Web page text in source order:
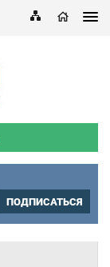
ПОДПИСАТЬСЯ